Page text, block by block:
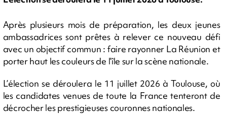
Après plusieurs mois de préparation, les deux jeunes
ambassadrices sont prêtes à relever ce nouveau défi
avec un objectif commun : faire rayonner La Réunion et
porter haut les couleurs de l’île sur la scène nationale.
L’élection se déroulera le 11 juillet 2026 à Toulouse, où
les candidates venues de toute la France tenteront de
décrocher les prestigieuses couronnes nationales.